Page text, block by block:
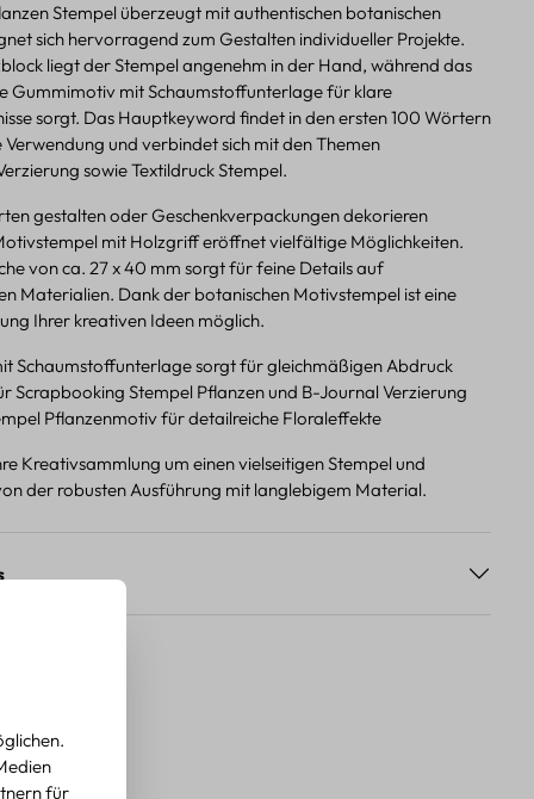
Stempel überzeugt mit authentischen botanischen
sich hervorragend zum Gestalten individueller Projekte.
liegt der Stempel angenehm in der Hand, während das
Gummimotiv mit Schaumstoffunterlage für klare
sorgt. Das Hauptkeyword findet in den ersten 100 Wörtern
Verwendung und verbindet sich mit den Themen
sowie Textildruck Stempel.
gestalten oder Geschenkverpackungen dekorieren
mit Holzgriff eröffnet vielfältige Möglichkeiten.
von ca. 27 x 40 mm sorgt für feine Details auf
Materialien. Dank der botanischen Motivstempel ist eine
Ihrer kreativen Ideen möglich.
Schaumstoffunterlage sorgt für gleichmäßigen Abdruck
Scrapbooking Stempel Pflanzen und B-Journal Verzierung
Pflanzenmotiv für detailreiche Floraleffekte
Kreativsammlung um einen vielseitigen Stempel und
der robusten Ausführung mit langlebigem Material.
für